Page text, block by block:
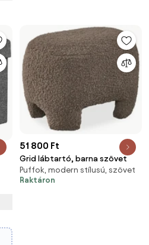
51 800 Ft
Grid lábtartó, barna szövet
Puffok, modern stílusú, szövet
Raktáron